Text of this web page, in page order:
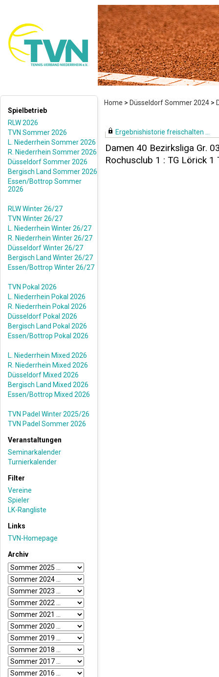
Home > Düsseldorf Sommer 2024 >
Spielbetrieb
RLW 2026
TVN Sommer 2026
L. Niederrhein Sommer 2026
R. Niederrhein Sommer 2026
Düsseldorf Sommer 2026
Bergisch Land Sommer 2026
Essen/Bottrop Sommer
2026
RLW Winter 26/27
TVN Winter 26/27
L. Niederrhein Winter 26/27
R. Niederrhein Winter 26/27
Düsseldorf Winter 26/27
Bergisch Land Winter 26/27
Essen/Bottrop Winter 26/27
TVN Pokal 2026
L. Niederrhein Pokal 2026
R. Niederrhein Pokal 2026
Düsseldorf Pokal 2026
Bergisch Land Pokal 2026
Essen/Bottrop Pokal 2026
L. Niederrhein Mixed 2026
R. Niederrhein Mixed 2026
Düsseldorf Mixed 2026
Bergisch Land Mixed 2026
Essen/Bottrop Mixed 2026
TVN Padel Winter 2025/26
TVN Padel Sommer 2026
Veranstaltungen
Seminarkalender
Turnierkalender
Filter
Vereine
Spieler
LK-Rangliste
Links
TVN-Homepage
Archiv
Ergebnishistorie freischalten ...
Damen 40 Bezirksliga Gr.
Rochusclub 1 : TG Lörick